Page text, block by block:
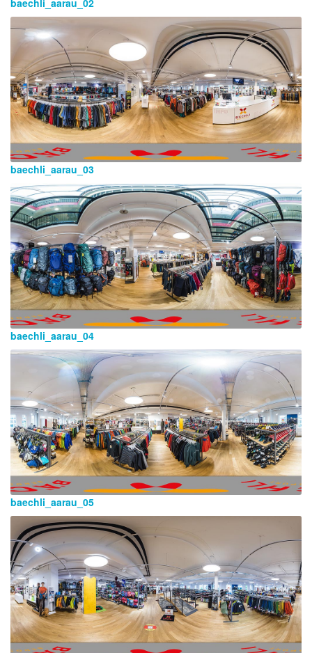
baechli_aarau_03
baechli_aarau_04
baechli_aarau_05